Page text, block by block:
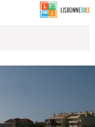
PORTUGAL